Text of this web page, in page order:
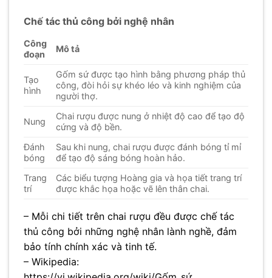
Chế tác thủ công bởi nghệ nhân
Công
đoạn
Mô tả
Tạo
hình
Gốm sứ được tạo hình bằng phương pháp thủ
công, đòi hỏi sự khéo léo và kinh nghiệm của
người thợ.
Nung
Chai rượu được nung ở nhiệt độ cao để tạo độ
cứng và độ bền.
Đánh
bóng
Sau khi nung, chai rượu được đánh bóng tỉ mỉ
để tạo độ sáng bóng hoàn hảo.
Trang
trí
Các biểu tượng Hoàng gia và họa tiết trang trí
được khắc họa hoặc vẽ lên thân chai.
– Mỗi chi tiết trên chai rượu đều được chế tác
thủ công bởi những nghệ nhân lành nghề, đảm
bảo tính chính xác và tinh tế.
– Wikipedia: